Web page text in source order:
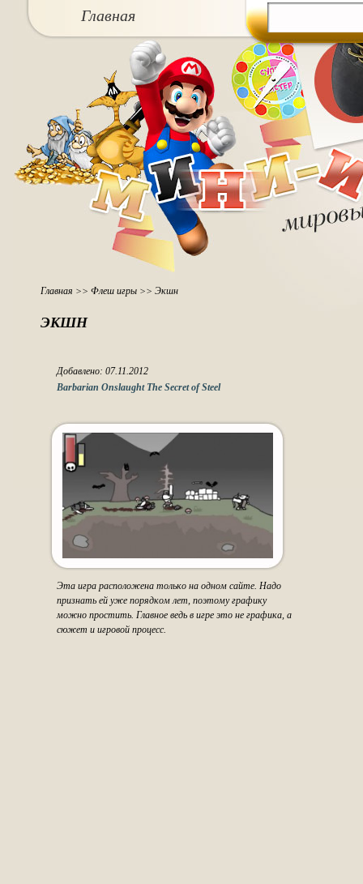
Главная
Главная >> Флеш игры >> Экшн
ЭКШН
Добавлено: 07.11.2012
Barbarian Onslaught The Secret of Steel
Эта игра расположена только на одном сайте. Надо
признать ей уже порядком лет, поэтому графику
можно простить. Главное ведь в игре это не графика, а
сюжет и игровой процесс.